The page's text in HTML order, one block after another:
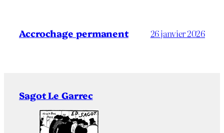
Accrochage permanent 26 janvier 2026
Sagot Le Garrec